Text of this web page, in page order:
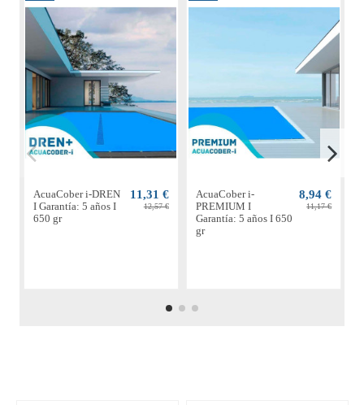
AcuaCober i-DREN
I Garantía: 5 años I
650 gr
11,31 €
12,57 €
AcuaCober i-
PREMIUM I
Garantía: 5 años I 650
gr
8,94 €
11,17 €